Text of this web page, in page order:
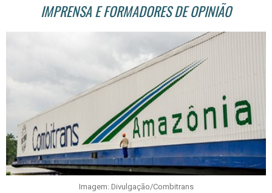
IMPRENSA E FORMADORES DE OPINIÃO
Imagem: Divulgação/Combitrans